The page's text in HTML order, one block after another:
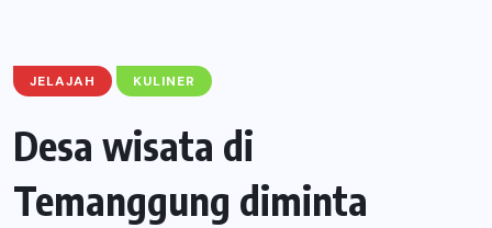
JELAJAH KULINER
Desa wisata di
Temanggung diminta